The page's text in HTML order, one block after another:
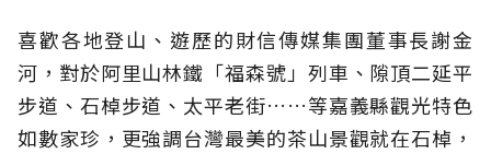
喜歡各地登山、遊歷的財信傳媒集團董事長謝金
河，對於阿里山林鐵「福森號」列車、隙頂二延平
步道、石棹步道、太平老街……等嘉義縣觀光特色
如數家珍，更強調台灣最美的茶山景觀就在石棹，